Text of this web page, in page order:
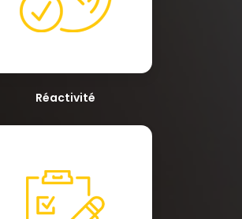
Réactivité